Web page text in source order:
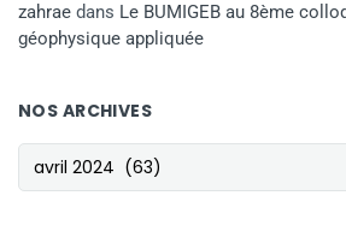
zahrae dans Le BUMIGEB au 8ème
géophysique appliquée
NOS ARCHIVES
NOS ARCHIVES